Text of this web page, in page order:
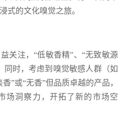
式的文化嗅觉之旅。
关注，“低敏香精”、“无致敏源
同时，考虑到嗅觉敏感人群（如
”或“无香”但品质卓越的产品，
场洞察力，开拓了新的市场空